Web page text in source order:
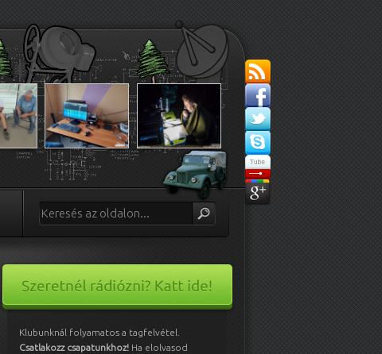
Klubunknál folyamatos a tagfelvétel.
Csatlakozz csapatunkhoz! Ha elolvasod